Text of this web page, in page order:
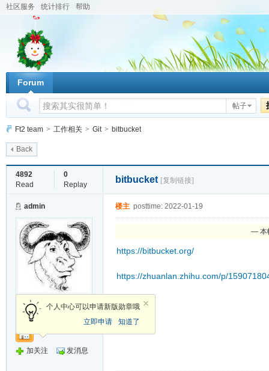
社区服务 统计排行 帮助
Forum
帖子
Ft2 team > 工作相关 > Git > bitbucket
Back
4892
Read
0
Replay
bitbucket [复制链接]
admin
管理员
个人中心可以申请新版勋章哦
立即申请
知道了
加关注 发消息
楼主 posttime: 2022-01-19
— 本
https://bitbucket.org/
https://zhuanlan.zhihu.com/p/